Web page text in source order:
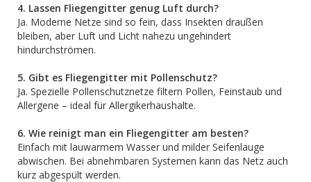
4. Lassen Fliegengitter genug Luft durch?
Ja. Moderne Netze sind so fein, dass Insekten draußen
bleiben, aber Luft und Licht nahezu ungehindert
hindurchströmen.
5. Gibt es Fliegengitter mit Pollenschutz?
Ja. Spezielle Pollenschutznetze filtern Pollen, Feinstaub und
Allergene – ideal für Allergikerhaushalte.
6. Wie reinigt man ein Fliegengitter am besten?
Einfach mit lauwarmem Wasser und milder Seifenlauge
abwischen. Bei abnehmbaren Systemen kann das Netz auch
kurz abgespült werden.